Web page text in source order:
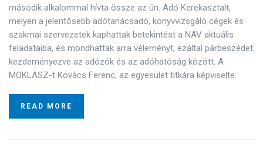
második alkalommal hívta össze az ún. Adó Kerekasztalt,
melyen a jelentősebb adótanácsadó, könyvvizsgáló cégek és
szakmai szervezetek kaphattak betekintést a NAV aktuális
feladataiba, és mondhattak arra véleményt, ezáltal párbeszédet
kezdeményezve az adózók és az adóhatóság között. A
MOKLASZ-t Kovács Ferenc, az egyesület titkára képviselte.
READ MORE